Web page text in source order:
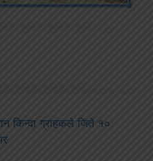
किन्दा ग्राहकले जिते १०